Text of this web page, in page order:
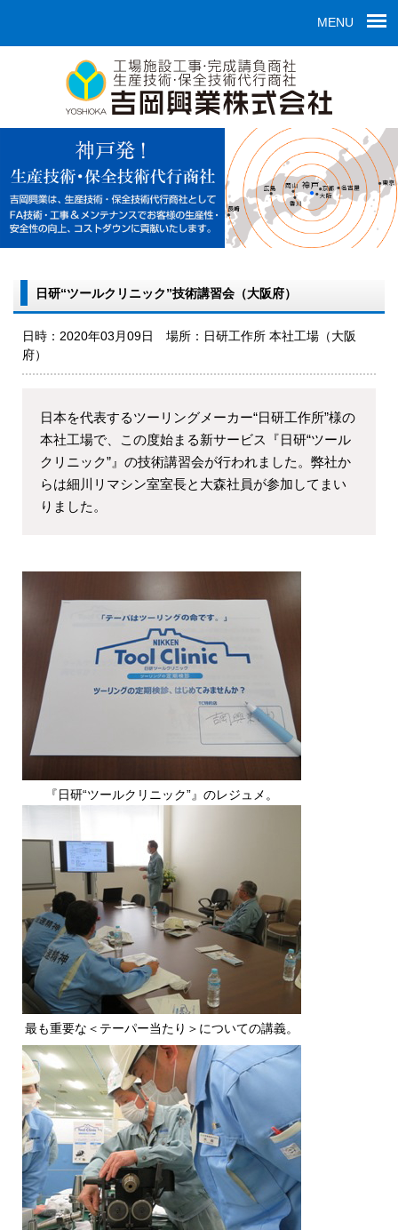
MENU
日研“ツールクリニック”技術講習会（大阪府）
日時：2020年03月09日 場所：日研工作所 本社工場（大阪
府）
日本を代表するツーリングメーカー“日研工作所”様の
本社工場で、この度始まる新サービス『日研“ツール
クリニック”』の技術講習会が行われました。弊社か
らは細川リマシン室室長と大森社員が参加してまい
りました。
『日研“ツールクリニック”』のレジュメ。
最も重要な＜テーパー当たり＞についての講義。